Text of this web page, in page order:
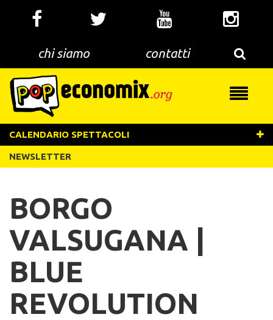
chi siamo contatti
Toggle
CALENDARIO SPETTACOLI
NEWSLETTER
BORGO
VALSUGANA |
BLUE
REVOLUTION